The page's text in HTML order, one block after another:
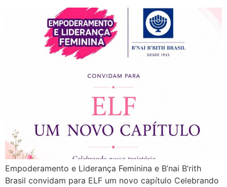
Empoderamento e Liderança Feminina e B’nai B’rith
Brasil convidam para ELF um novo capítulo Celebrando